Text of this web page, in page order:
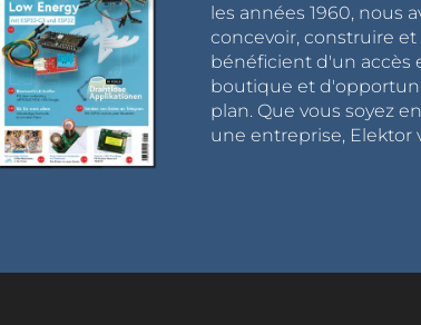
les années 1960, nous
concevoir, construire
bénéficient d'un accès
boutique et
plan. Que vous soyez
une entreprise, Elektor